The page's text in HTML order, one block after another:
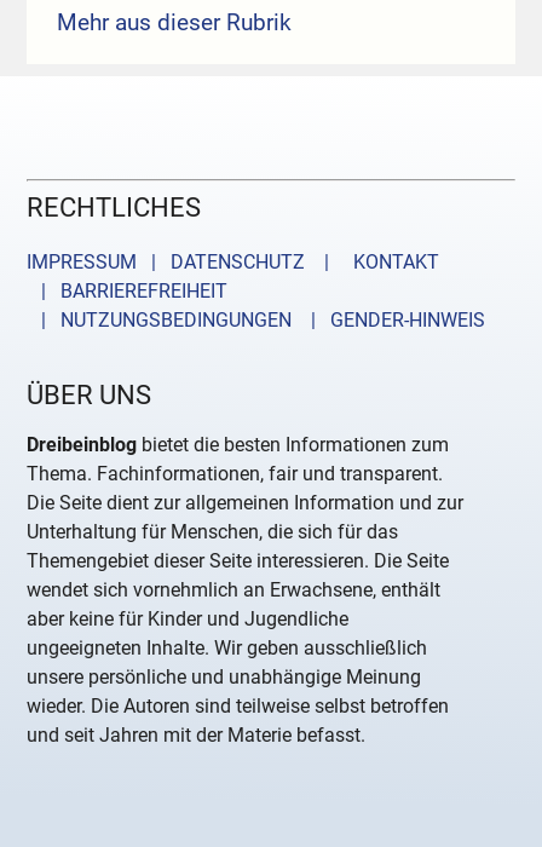
Mehr aus dieser Rubrik
RECHTLICHES
IMPRESSUM | DATENSCHUTZ |
KONTAKT
| BARRIEREFREIHEIT
| NUTZUNGSBEDINGUNGEN
| GENDER-HINWEIS
ÜBER UNS
Dreibeinblog bietet die besten Informationen zum
Thema. Fachinformationen, fair und transparent.
Die Seite dient zur allgemeinen Information und zur
Unterhaltung für Menschen, die sich für das
Themengebiet dieser Seite interessieren. Die Seite
wendet sich vornehmlich an Erwachsene, enthält
aber keine für Kinder und Jugendliche
ungeeigneten Inhalte. Wir geben ausschließlich
unsere persönliche und unabhängige Meinung
wieder. Die Autoren sind teilweise selbst betroffen
und seit Jahren mit der Materie befasst.